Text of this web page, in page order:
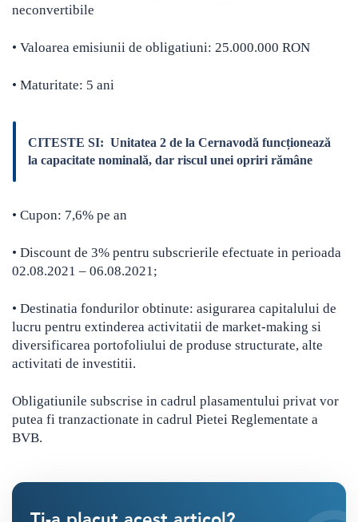
neconvertibile
• Valoarea emisiunii de obligatiuni: 25.000.000 RON
• Maturitate: 5 ani
CITESTE SI: Unitatea 2 de la Cernavodă funcționează
la capacitate nominală, dar riscul unei opriri rămâne
• Cupon: 7,6% pe an
• Discount de 3% pentru subscrierile efectuate in perioada
02.08.2021 – 06.08.2021;
• Destinatia fondurilor obtinute: asigurarea capitalului de
lucru pentru extinderea activitatii de market-making si
diversificarea portofoliului de produse structurate, alte
activitati de investitii.
Obligatiunile subscrise in cadrul plasamentului privat vor
putea fi tranzactionate in cadrul Pietei Reglementate a
BVB.